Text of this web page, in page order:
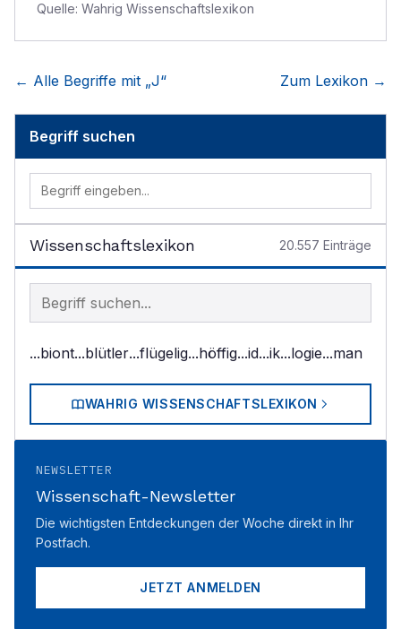
Quelle: Wahrig Wissenschaftslexikon
← Alle Begriffe mit „J“ Zum Lexikon →
Begriff suchen
Wissenschaftslexikon 20.557 Einträge
Begriff im Lexikon suchen
...biont...blütler...flügelig...höffig...id...ik...logie...man
WAHRIG WISSENSCHAFTSLEXIKON
NEWSLETTER
Wissenschaft-Newsletter
Die wichtigsten Entdeckungen der Woche direkt in Ihr
Postfach.
JETZT ANMELDEN